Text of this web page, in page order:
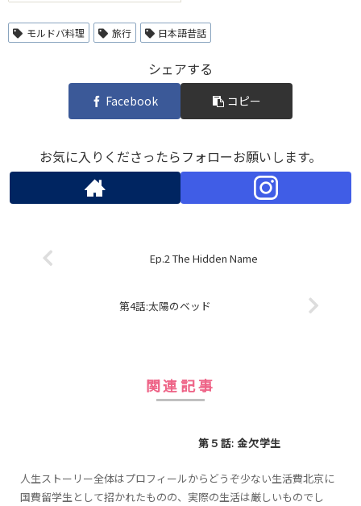
モルドバ料理 旅行 日本語昔話
シェアする
Facebook コピー
お気に入りくださったらフォローお願いします。
Ep.2 The Hidden Name
第4話:太陽のベッド
関連記事
第５話: 金欠学生
人生ストーリー全体はプロフィールからどうぞ少ない生活費北京に
国費留学生として招かれたものの、実際の生活は厳しいものでし